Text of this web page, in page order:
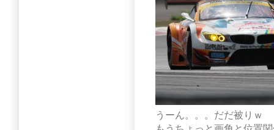
うーん。。。だだ被りｗ